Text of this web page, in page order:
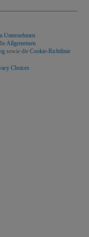
Unternehmen
Allgemeinen
sowie die Cookie-Richtlinie
Choices